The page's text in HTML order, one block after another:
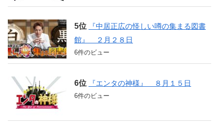
『中居正広の怪しい噂の集まる図書
館』 ２月２８日
6件のビュー
『エンタの神様』 ８月１５日
6件のビュー